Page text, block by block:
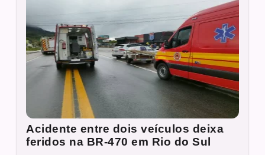
Acidente entre dois veículos deixa
feridos na BR-470 em Rio do Sul